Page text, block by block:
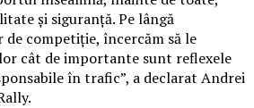
și siguranță. Pe lângă
competiție, încercăm să le
cât de importante sunt reflexele
în trafic”, a declarat Andrei